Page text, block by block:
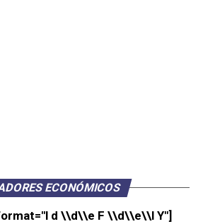
ECONÓMICOS
d \\d\\e F \\d\\e\\l Y"]